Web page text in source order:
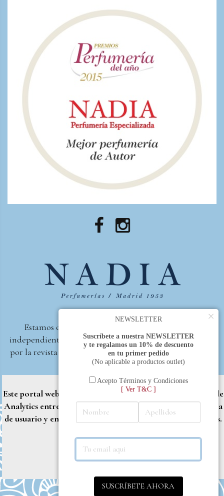
Estamos orgullosos de ser la primera perfumería
independiente de España, en recibir el premio otorgado
por la revista Beautyproof en 2015 a la mejor perfumería
de autor.
Perfumería Nadia2017 |Política de Privacidad
Este portal web utiliza cookies propias y de terceros (Google
Analytics entre otros) para brindarle una mejor experiencia
de usuario y entregar contenido adaptado a sus necesidades.
Rechazar
Aceptar
Más info
×
NEWSLETTER
Suscríbete a nuestra NEWSLETTER
y te regalamos un 10% de descuento
en tu primer pedido
(No aplicable a productos outlet)
Acepto Términos y Condiciones
[ Ver T&C ]
SUSCRÍBETE AHORA